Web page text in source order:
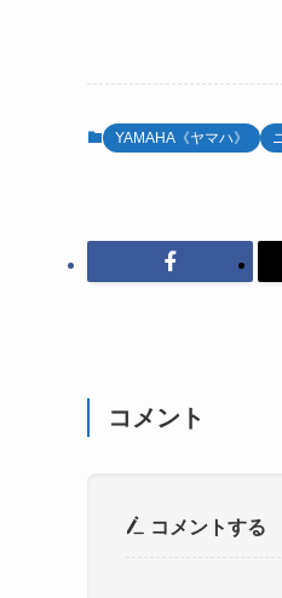
YAMAHA《ヤマハ》
コメント
コメントする